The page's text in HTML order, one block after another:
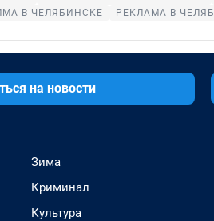
В ЧЕЛЯБИНСКЕ
РЕКЛАМА В
на новости
Зима
Криминал
Культура